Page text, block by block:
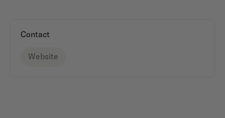
Contact
Website